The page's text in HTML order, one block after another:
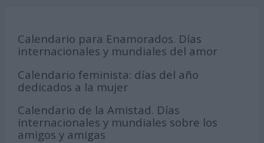
Calendario para Enamorados. Días
internacionales y mundiales del amor
Calendario feminista: días del año
dedicados a la mujer
Calendario de la Amistad. Días
internacionales y mundiales sobre los
amigos y amigas